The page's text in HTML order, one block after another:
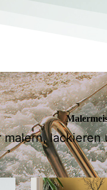
malern, lackieren